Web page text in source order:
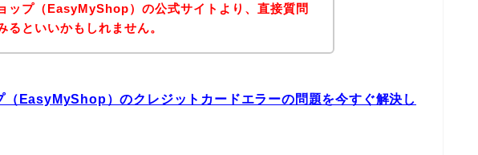
ップ（EasyMyShop）の公式サイトより、直接質問
るといいかもしれません。
（EasyMyShop）のクレジットカードエラーの問題を今すぐ解決し